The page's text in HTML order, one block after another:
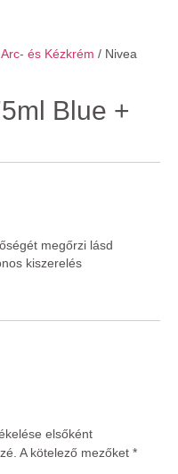
és Kézkrém / Nivea
Blue +
megőrzi lásd
kiszerelés
elsőként
A kötelező mezőket *